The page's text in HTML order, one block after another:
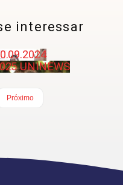
interessar
UNINEWS
Próximo